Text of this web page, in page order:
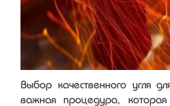
Выбор качественного угля
важная процедура,